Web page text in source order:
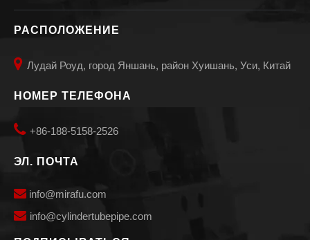
РАСПОЛОЖЕНИЕ
 Лудай Роуд, город Яншань, район Хуишань, Уси, Китай
НОМЕР ТЕЛЕФОНА
 +86-188-5158-2526
ЭЛ. ПОЧТА
 info@mirafu.com
 info@cylindertubepipe.com